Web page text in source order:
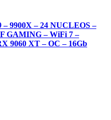
9900X – 24 NUCLEOS –
GAMING – WiFi 7 –
9060 XT – OC – 16Gb